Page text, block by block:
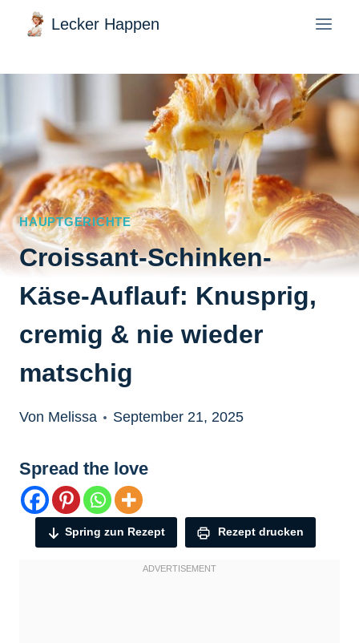
Zum
Inhalt
springen
Lecker Happen
HAUPTGERICHTE
Croissant-Schinken-
Käse-Auflauf: Knusprig,
cremig & nie wieder
matschig
Von Melissa September 21, 2025
Spread the love
Spring zun Rezept Rezept drucken